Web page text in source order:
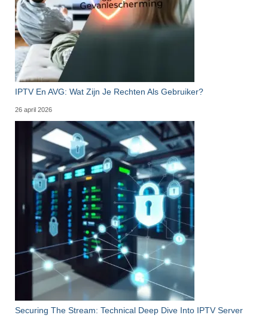
IPTV En AVG: Wat Zijn Je Rechten Als Gebruiker?
26 april 2026
Securing The Stream: Technical Deep Dive Into IPTV Server